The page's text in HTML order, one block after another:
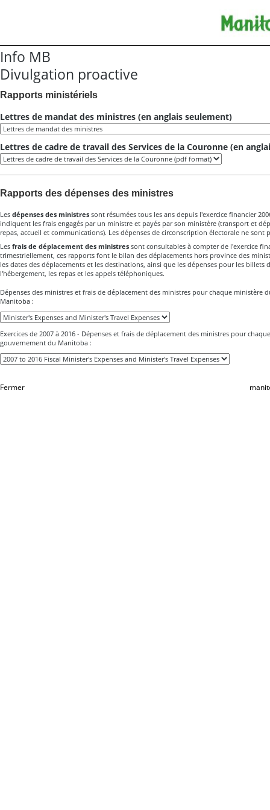
Info MB
Divulgation proactive
Rapports ministériels
Lettres de mandat des ministres (en anglais seulement)
Lettres de cadre de travail des Services de la Couronne (en
Rapports des dépenses des ministres
Les dépenses des ministres sont résumées tous les ans depuis l'exercice financier
indiquent les frais engagés par un ministre et payés par son ministère (transport et
repas, accueil et communications). Les dépenses de circonscription électorale ne sont
Les frais de déplacement des ministres sont consultables à compter de l'exercice
trimestriellement, ces rapports font le bilan des déplacements hors province des
les dates des déplacements et les destinations, ainsi que les dépenses pour les billets
l'hébergement, les repas et les appels téléphoniques.
Dépenses des ministres et frais de déplacement des ministres pour chaque ministère
Manitoba :
Exercices de 2007 à 2016 - Dépenses et frais de déplacement des ministres pour
gouvernement du Manitoba :
Fermer